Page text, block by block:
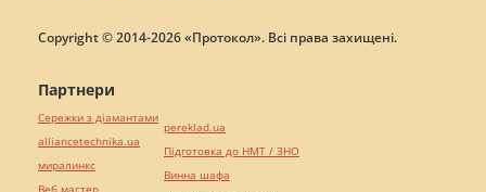
Copyright © 2014-2026 «Протокол». Всі права захищені.
Партнери
Сережки з діамантами
alliancetechnika.ua
миралинкс
Веб мастер
pereklad.ua
Підготовка до НМТ / ЗНО
Винна шафа